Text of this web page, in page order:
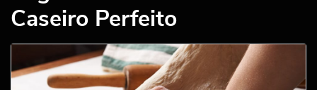
Caseiro Perfeito